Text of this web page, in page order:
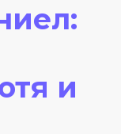
и